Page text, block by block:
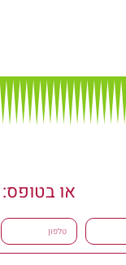
או בטופס:
טלפון